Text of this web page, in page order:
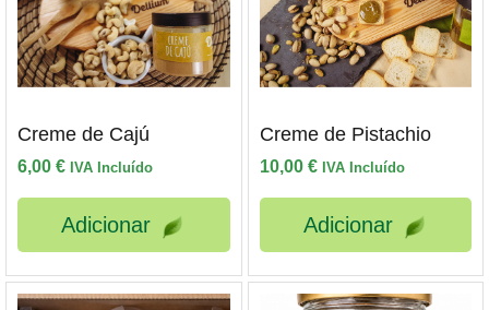
Creme de Cajú
6,00 € IVA Incluído
Adicionar
Creme de Pistachio
10,00 € IVA Incluído
Adicionar